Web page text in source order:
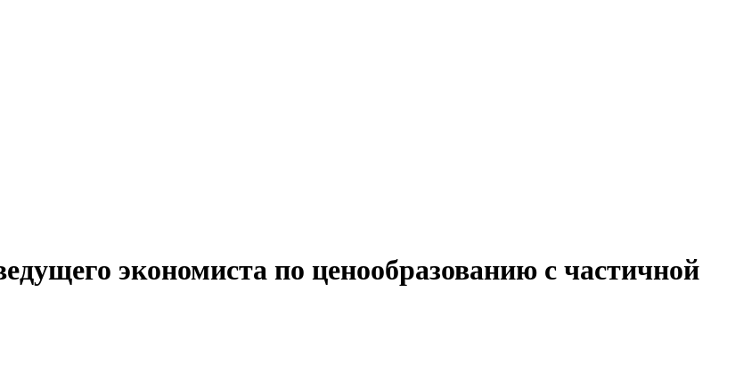
экономиста по ценообразованию с частичной